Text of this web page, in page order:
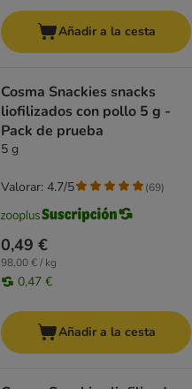
Añadir a la cesta
Cosma Snackies snacks
liofilizados con pollo 5 g -
Pack de prueba
5 g
0,49 €
98,00 € / kg
0,47 €
Valorar: 4.7/5 (69)
Añadir a la cesta